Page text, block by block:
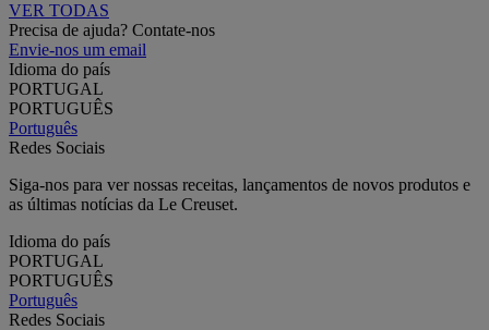
VER TODAS
Precisa de ajuda? Contate-nos
Envie-nos um email
Idioma do país
PORTUGAL
PORTUGUÊS
Português
Redes Sociais
Siga-nos para ver nossas receitas, lançamentos de novos produtos e
as últimas notícias da Le Creuset.
Idioma do país
PORTUGAL
PORTUGUÊS
Português
Redes Sociais